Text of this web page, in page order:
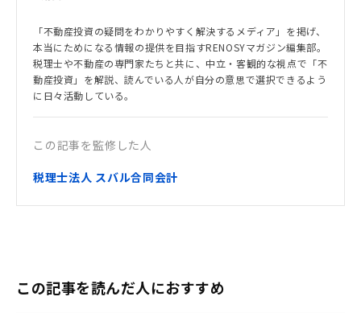
「不動産投資の疑問をわかりやすく解決するメディア」を掲げ、
本当にためになる情報の提供を目指すRENOSYマガジン編集部。
税理士や不動産の専門家たちと共に、中立・客観的な視点で「不
動産投資」を解説、読んでいる人が自分の意思で選択できるよう
に日々活動している。
この記事を監修した人
税理士法人 スバル合同会計
この記事を読んだ人におすすめ